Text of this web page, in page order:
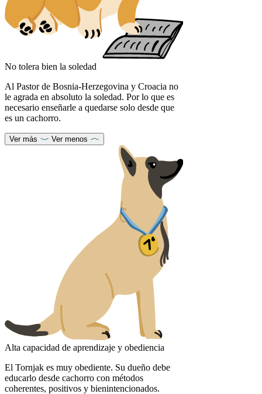
No tolera bien la soledad
Al Pastor de Bosnia-Herzegovina y Croacia no
le agrada en absoluto la soledad. Por lo que es
necesario enseñarle a quedarse solo desde que
es un cachorro.
Ver más Ver menos
Alta capacidad de aprendizaje y obediencia
El Tornjak es muy obediente. Su dueño debe
educarlo desde cachorro con métodos
coherentes, positivos y bienintencionados.